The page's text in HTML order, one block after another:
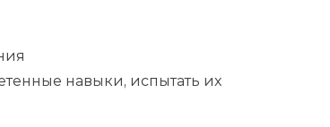
навыки, испытать их